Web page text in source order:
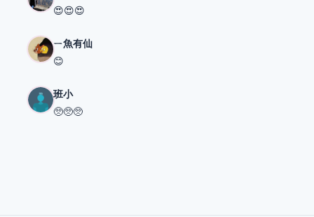
😍😍😍
ㄧ魚有仙
😊
班小
🥺🥺🥺